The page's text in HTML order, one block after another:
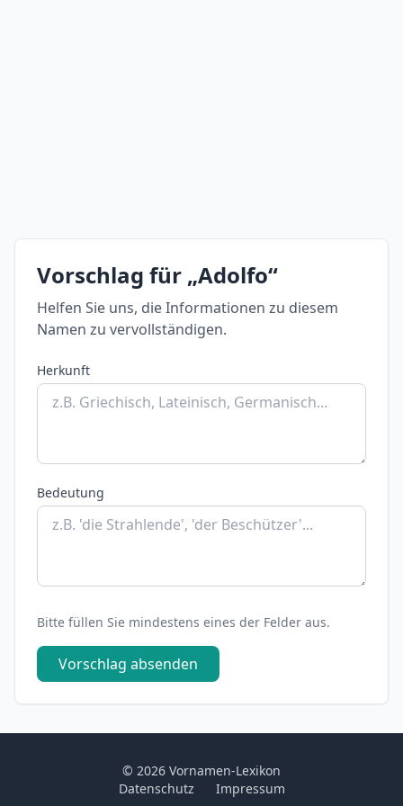
Vorschlag für „Adolfo“
Helfen Sie uns, die Informationen zu diesem
Namen zu vervollständigen.
Herkunft
Bedeutung
Bitte füllen Sie mindestens eines der Felder aus.
Vorschlag absenden
© 2026 Vornamen-Lexikon
Datenschutz
Impressum